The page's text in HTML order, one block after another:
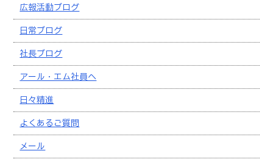
広報活動ブログ
日常ブログ
社長ブログ
アール・エム社員へ
日々精進
よくあるご質問
メール